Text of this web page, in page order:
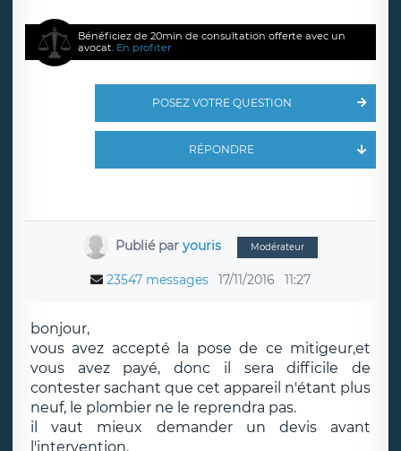
Bénéficiez de 20min de consultation offerte avec un
avocat. En profiter
POSEZ VOTRE QUESTION
RÉPONDRE
Publié par youris Modérateur
23547 messages 17/11/2016 11:27
bonjour,
vous avez accepté la pose de ce mitigeur,et
vous avez payé, donc il sera difficile de
contester sachant que cet appareil n'étant plus
neuf, le plombier ne le reprendra pas.
il vaut mieux demander un devis avant
l'intervention.